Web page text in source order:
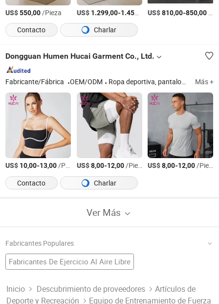
US$550,00/Pieza US$ 1.299,00-1.450,00 /Pieza
US$810,00-850,00
Contacto
Charlar
Dongguan Humen Hucai Garment Co., Ltd.
Fabricante/Fábrica OEM/ODM Ropa deportiva, pantalones de yoga, sujetador deportivo, camiseta Más +
US$ 10,00-13,00/Pieza US$8,00-12,00/Pieza US$8,00-12,00/Pieza
Contacto
Charlar
Ver Más
Fabricantes Populares
Fabricantes De Ejercicio Al Aire Libre
Fábrica De Máquina De Gimnasio
Equipo De Ejercicio De Fitness Accesorios De Fitness
Inicio Descubrimiento de proveedores
Artículos de
Deporte y Recreación
Equipo de Entrenamiento de Fuerza